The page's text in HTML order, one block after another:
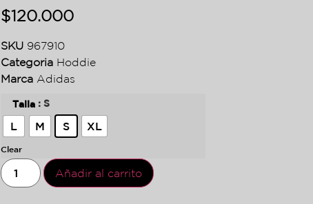
$120.000
SKU 967910
Categoria Hoddie
Marca Adidas
Talla : S
L M S XL
Clear
Añadir al carrito